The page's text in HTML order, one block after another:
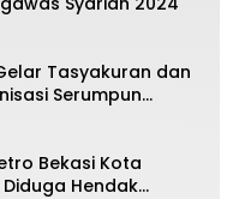
Tasyakuran dan
Serumpun
Bekasi Kota
Hendak